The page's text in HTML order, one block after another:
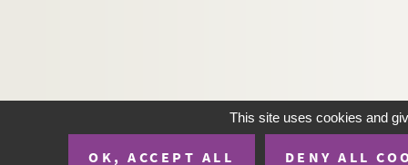
This site uses cookies and
OK, ACCEPT ALL DENY ALL